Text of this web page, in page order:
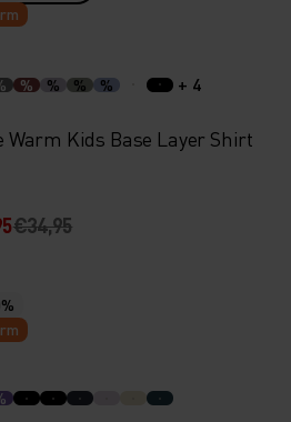
% % % % + 4
Warm Kids Base Layer Shirt
€34,95